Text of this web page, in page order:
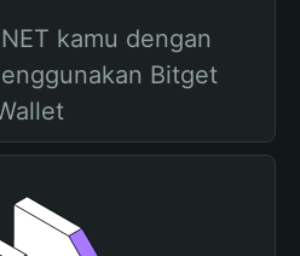
kamu dengan
Bitget